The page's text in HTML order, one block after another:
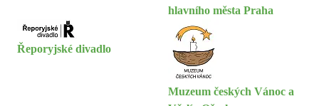
hlavního města Praha
Řeporyjské divadlo
Muzeum českých Vánoc a